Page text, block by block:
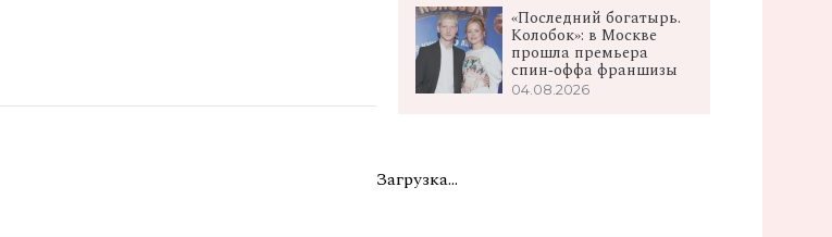
«Последний богатырь.
Колобок»: в Москве
прошла премьера
спин‑оффа франшизы
04.08.2026
Загрузка...